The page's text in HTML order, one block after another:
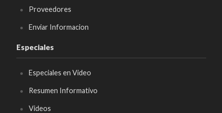
Proveedores
Enviar Informacion
Especiales
Especiales en Video
Resumen Informativo
Videos